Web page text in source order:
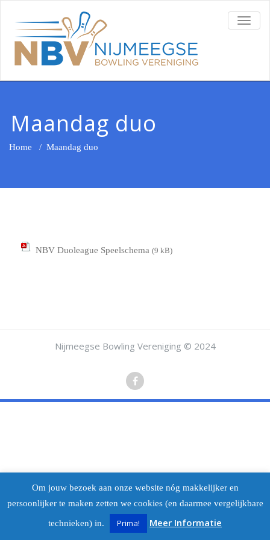
Maandag duo
Home / Maandag duo
NBV Duoleague Speelschema (9 kB)
Nijmeegse Bowling Vereniging © 2024
Om jouw bezoek aan onze website nóg makkelijker en
persoonlijker te maken zetten we cookies (en daarmee vergelijkbare
technieken) in. Prima! Meer Informatie